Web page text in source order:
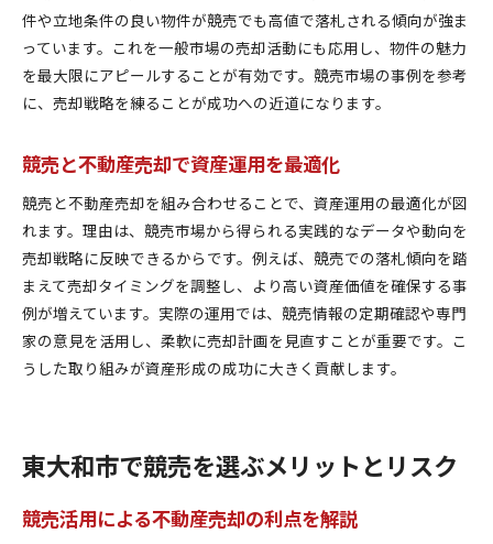
件や立地条件の良い物件が競売でも高値で落札される傾向が強ま
っています。これを一般市場の売却活動にも応用し、物件の魅力
を最大限にアピールすることが有効です。競売市場の事例を参考
に、売却戦略を練ることが成功への近道になります。
競売と不動産売却で資産運用を最適化
競売と不動産売却を組み合わせることで、資産運用の最適化が図
れます。理由は、競売市場から得られる実践的なデータや動向を
売却戦略に反映できるからです。例えば、競売での落札傾向を踏
まえて売却タイミングを調整し、より高い資産価値を確保する事
例が増えています。実際の運用では、競売情報の定期確認や専門
家の意見を活用し、柔軟に売却計画を見直すことが重要です。こ
うした取り組みが資産形成の成功に大きく貢献します。
東大和市で競売を選ぶメリットとリスク
競売活用による不動産売却の利点を解説